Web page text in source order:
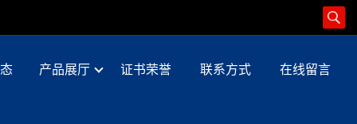
产品展厅 证书荣誉 联系方式 在线留言